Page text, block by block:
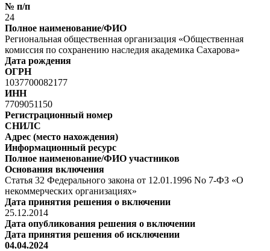
№ п/п
24
Полное наименование/ФИО
Региональная общественная организация «Общественная
комиссия по сохранению наследия академика Сахарова»
Дата рождения
ОГРН
1037700082177
ИНН
7709051150
Регистрационный номер
СНИЛС
Адрес (место нахождения)
Информационный ресурс
Полное наименование/ФИО участников
Основания включения
Статья 32 Федерального закона от 12.01.1996 No 7-ФЗ «О
некоммерческих организациях»
Дата принятия решения о включении
25.12.2014
Дата опубликования решения о включении
Дата принятия решения об исключении
04.04.2024